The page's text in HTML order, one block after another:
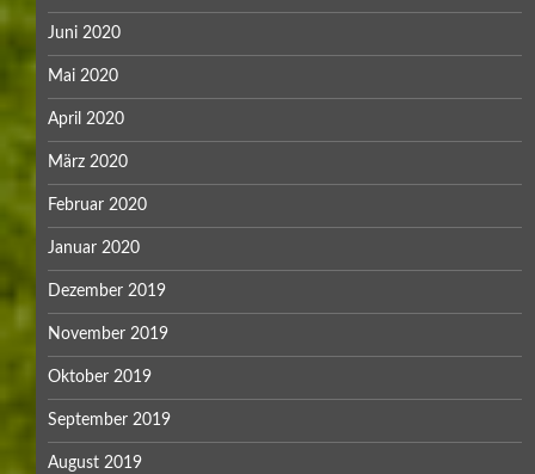
Juni 2020
Mai 2020
April 2020
März 2020
Februar 2020
Januar 2020
Dezember 2019
November 2019
Oktober 2019
September 2019
August 2019